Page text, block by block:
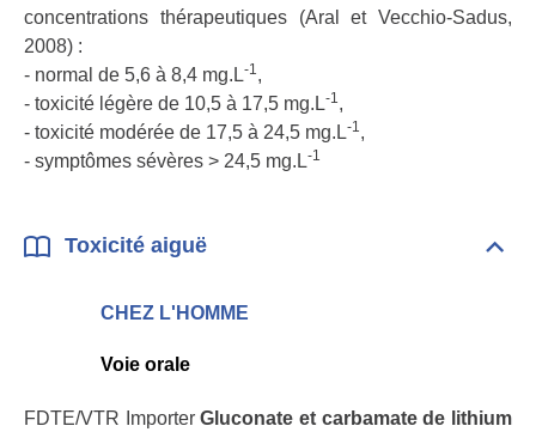
concentrations thérapeutiques (Aral et Vecchio-Sadus,
2008) :
- normal de 5,6 à 8,4 mg.L-1,
- toxicité légère de 10,5 à 17,5 mg.L-1,
- toxicité modérée de 17,5 à 24,5 mg.L-1,
- symptômes sévères > 24,5 mg.L-1
Toxicité aiguë
CHEZ L'HOMME
Voie orale
FDTE/VTR ImporterGluconate et carbamate de lithium